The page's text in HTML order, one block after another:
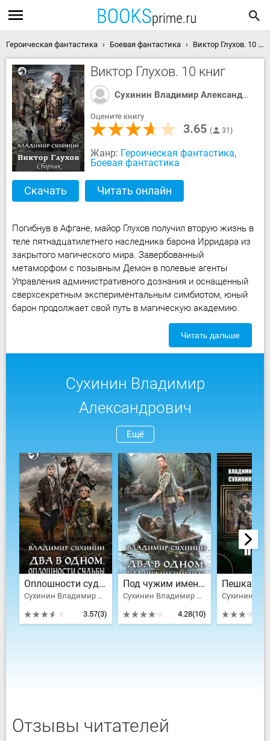
Героическая фантастика Боевая фантастика Виктор Глухов. 10 книг скачать книгу
Виктор Глухов. 10 книг
Сухинин Владимир Александрович
Оцените книгу
3.65 31
Жанр: Героическая фантастика,
Боевая фантастика
Скачать Читать онлайн
Погибнув в Афгане, майор Глухов получил вторую жизнь в
теле пятнадцатилетнего наследника барона Ирридара из
закрытого магического мира. Завербованный
метаморфом с позывным Демон в полевые агенты
Управления административного дознания и оснащенный
сверхсекретным экспериментальным симбиотом, юный
барон продолжает свой путь в магическую академию.
Читать дальше
Сухинин Владимир
Александрович
Ещё
Оплошности судьбы
Сухинин Владимир Александрович
3.57(3)
Под чужим именем
Сухинин Владимир Александрович
4.28(10)
Пешка
Отзывы читателей